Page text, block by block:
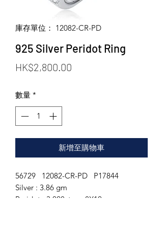
庫存單位： 12082-CR-PD
925 Silver Peridot Ring
HK$2,800.00
數量 *
新增至購物車
56729 12082-CR-PD P17844
Silver : 3.86 gm
Peridot : 3.028ct 8X10mm